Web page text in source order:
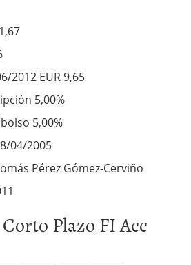
2012 EUR 9,65
5,00%
5,00%
04/2005
Pérez Gómez-Cerviño
Plazo FI Acc